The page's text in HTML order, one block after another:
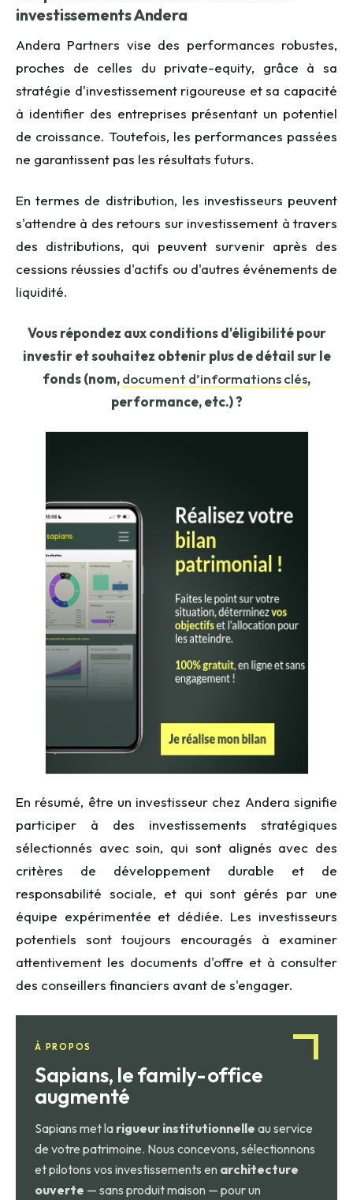
investissements Andera
Andera Partners vise des performances robustes,
proches de celles du private-equity, grâce à sa
stratégie d'investissement rigoureuse et sa capacité
à identifier des entreprises présentant un potentiel
de croissance. Toutefois, les performances passées
ne garantissent pas les résultats futurs.
En termes de distribution, les investisseurs peuvent
s'attendre à des retours sur investissement à travers
des distributions, qui peuvent survenir après des
cessions réussies d'actifs ou d'autres événements de
liquidité.
Vous répondez aux conditions d'éligibilité pour
investir et souhaitez obtenir plus de détail sur le
fonds (nom,document d’informations clés,
performance, etc.) ?
En résumé, être un investisseur chez Andera signifie
participer à des investissements stratégiques
sélectionnés avec soin, qui sont alignés avec des
critères de développement durable et de
responsabilité sociale, et qui sont gérés par une
équipe expérimentée et dédiée. Les investisseurs
potentiels sont toujours encouragés à examiner
attentivement les documents d'offre et à consulter
des conseillers financiers avant de s'engager.
À PROPOS
Sapians, le family-office
augmenté
Sapians met la rigueur institutionnelle au service
de votre patrimoine. Nous concevons, sélectionnons
et pilotons vos investissements en architecture
ouverte — sans produit maison — pour un